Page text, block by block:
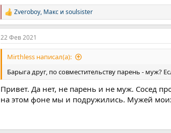
Р
е
а
к
ц
и
Zveroboy, Макс и soulsister
22 Фев 2021
Mirthless написал(а):
Барыга друг, по совместительству парень - муж?
Привет. Да нет, не парень и не муж. Сосед
на этом фоне мы и подружились. Мужей